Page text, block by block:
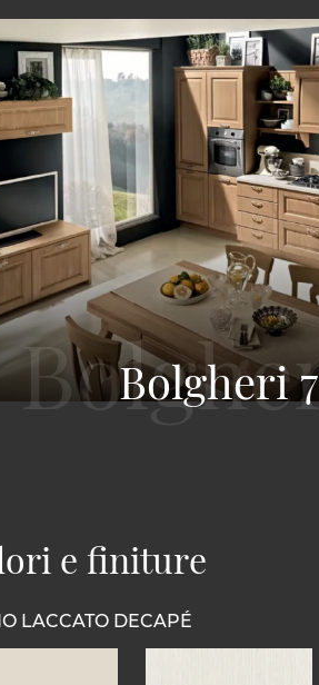
Bolgheri 7
e finiture
LACCATO DECAPÉ